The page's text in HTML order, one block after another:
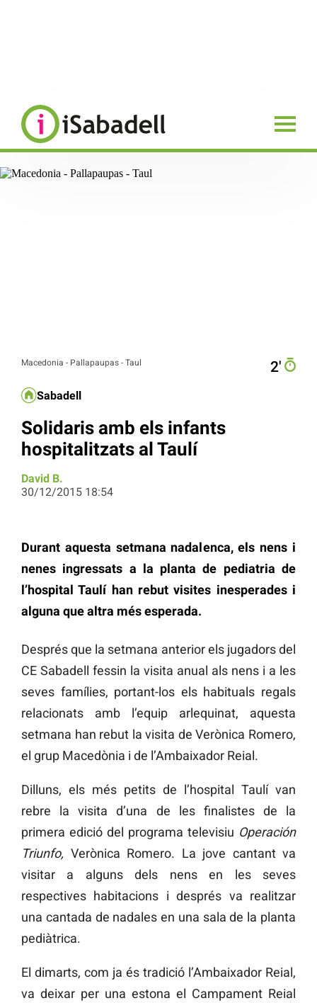
Macedonia - Pallapaupas - Taul 2′
Sabadell
Solidaris amb els infants
hospitalitzats al Taulí
David B.
30/12/2015 18:54
Durant aquesta setmana nadalenca, els nens i
nenes ingressats a la planta de pediatria de
l’hospital Taulí han rebut visites inesperades i
alguna que altra més esperada.
Després que la setmana anterior els jugadors del
CE Sabadell fessin la visita anual als nens i a les
seves famílies, portant-los els habituals regals
relacionats amb l’equip arlequinat, aquesta
setmana han rebut la visita de Verònica Romero,
el grup Macedònia i de l’Ambaixador Reial.
Dilluns, els més petits de l’hospital Taulí van
rebre la visita d’una de les finalistes de la
primera edició del programa televisiu Operación
Triunfo, Verònica Romero. La jove cantant va
visitar a alguns dels nens en les seves
respectives habitacions i després va realitzar
una cantada de nadales en una sala de la planta
pediàtrica.
El dimarts, com ja és tradició l’Ambaixador Reial,
va deixar per una estona el Campament Reial